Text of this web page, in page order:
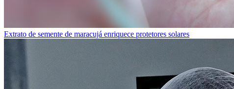
Extrato de semente de maracujá enriquece protetores solares